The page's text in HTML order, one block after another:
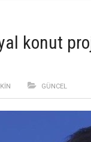
konut
GÜNCEL